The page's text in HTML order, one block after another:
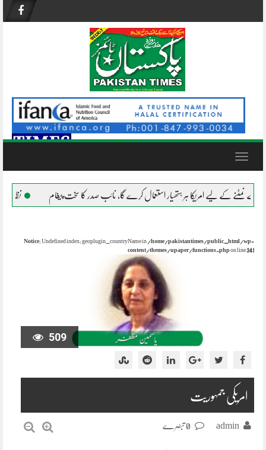
content
Toggle
امریکا ہر ہتھیار استعمال کرے گا، نائب صدر کا سخت پیغام نظام ناکام ہو چکا
Notice: Undefined index: geoplugin_countryName in /home/pakistantimes/public_html/wp-
content/themes/upaper/functions.php on line341
509
امریکی جمہوریت
admin